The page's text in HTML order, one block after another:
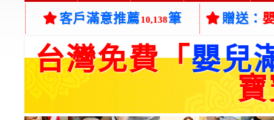
客戶滿意推薦10,138筆 贈送：
台灣免費「嬰兒